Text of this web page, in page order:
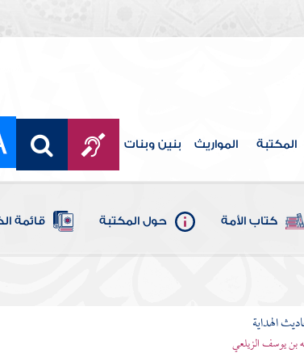
المكتبة المواريث بنين وبنات
كتاب الأمة حول المكتبة قائمة
الهداية
بن يوسف الزيلعي